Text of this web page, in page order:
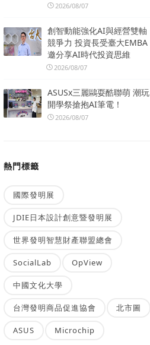
2026/08/07
創智動能強化AI與經營雙軸
競爭力 投資長受臺大EMBA
邀分享AI時代投資思維
2026/08/07
ASUSx三麗鷗耍酷聯萌 潮玩
開學祭搶抱AI筆電！
2026/08/07
熱門標籤
國際發明展
JDIE日本設計創意暨發明展
世界發明智慧財產聯盟總會
SocialLab OpView
中國文化大學
台灣發明商品促進協會 北市圖
ASUS Microchip